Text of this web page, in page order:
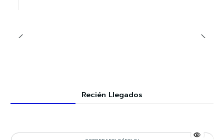
Recién Llegados